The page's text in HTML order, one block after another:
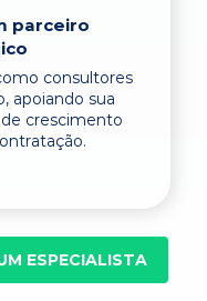
parceiro
consultores
apoiando sua
crescimento
ESPECIALISTA